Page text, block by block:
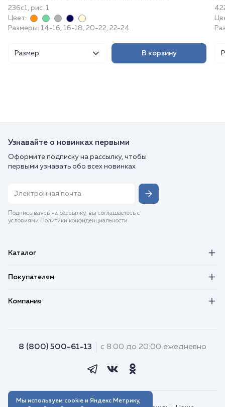
236с1, рис. 1
Цвет:
Размеры: 14-16, 16-18, 20-22, 22-24
Размер В корзину
Узнавайте о новинках первыми
Оформите подписку на рассылку, чтобы
первыми узнавать обо всех новинках
Подписываясь на рассылку, вы соглашаетесь с
условиями Политики конфиденциальности
Каталог
Покупателям
Компания
8 (800) 500-61-13 с 8:00 до 20:00 ежедневно
Мы используем cookie и Яндекс Метрику,